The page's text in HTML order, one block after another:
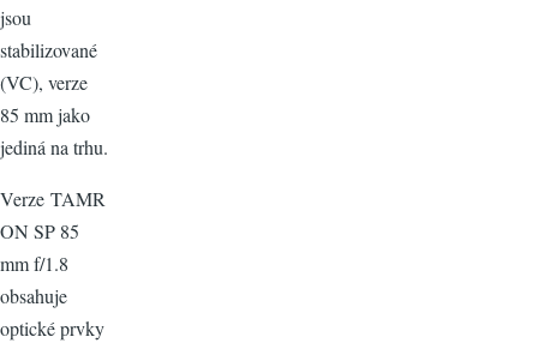
jsou
stabilizované
(VC), verze
85 mm jako
jediná na trhu.
Verze TAMR
ON SP 85
mm f/1.8
obsahuje
optické prvky